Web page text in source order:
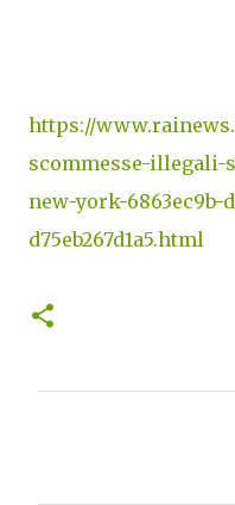
https://
scommesse-illegali-
new-york-6863ec9b-
d75eb267d1a5.html